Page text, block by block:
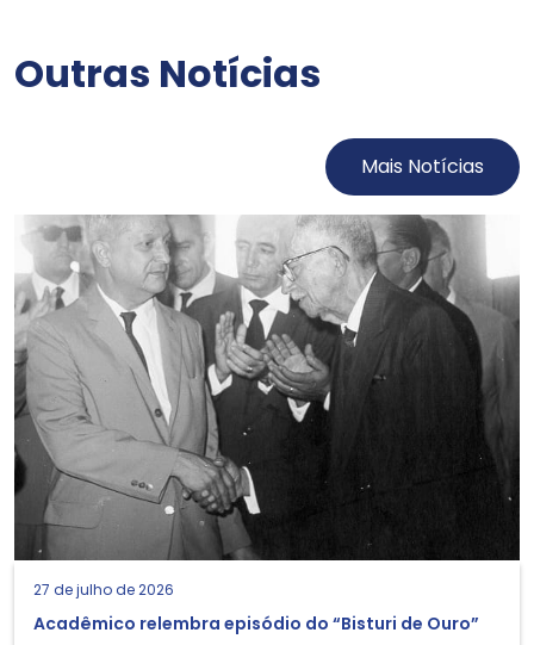
Outras Notícias
Mais Notícias
27 de julho de 2026
Acadêmico relembra episódio do “Bisturi de Ouro”